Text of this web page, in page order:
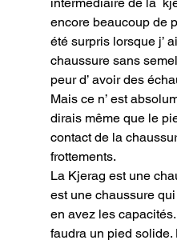
encore beaucoup de
été surpris lorsque j’
chaussure sans
peur d’ avoir des
Mais ce n’ est
dirais même que le
contact de la
frottements.
La Kjerag est une
est une chaussure
en avez les
faudra un pied